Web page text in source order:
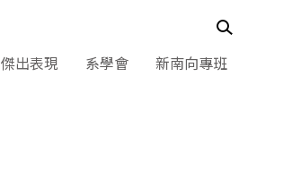
傑出表現 系學會 新南向專班